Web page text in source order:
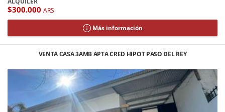
$300.000 ARS
Más información
VENTA CASA 3AMB APTA CRED HIPOT PASO DEL REY